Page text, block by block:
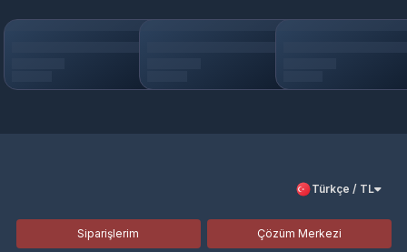
Türkçe / TL
Siparişlerim Çözüm Merkezi